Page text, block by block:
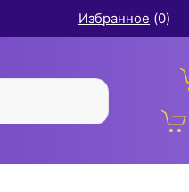
Избранное (0)